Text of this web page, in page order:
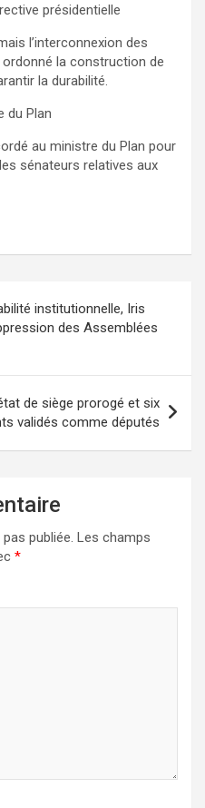
présidentielle
l’interconnexion des
ordonné la construction de
la durabilité.
du Plan
au ministre du Plan pour
sénateurs relatives aux
institutionnelle, Iris
des Assemblées
de siège prorogé et six
validés comme députés
publiée. Les champs
*